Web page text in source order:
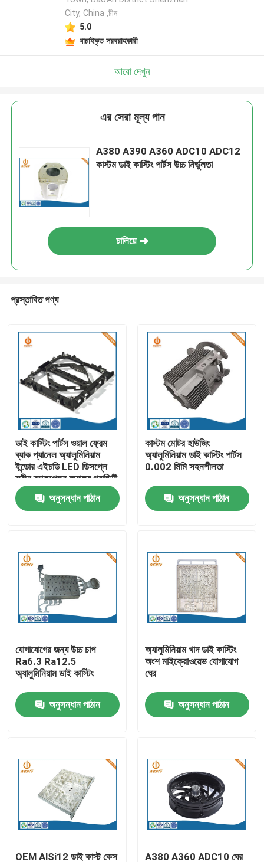
পণ্য
আমাদের সম্পর্কে
মান নিয়ন্ত্রণ
আমাদের সাথে যোগাযোগ করুন
অ্যালুমিনিয়াম ডাই ঢালাই
ইভি খুচরা যন্ত্রাংশ
CNC মেশিনিং যন্ত্রাংশ
City, China ,চীন
5.0
যাচাইকৃত সরবরাহকারী
আরো দেখুন
এর সেরা মূল্য পান
A380 A390 A360 ADC10 ADC12
কাস্টম ডাই কাস্টিং পার্টস উচ্চ নির্ভুলতা
চালিয়ে
প্রস্তাবিত পণ্য
ডাই কাস্টিং পার্টস ওয়াল ফ্রেম
ব্যাক প্যানেল অ্যালুমিনিয়াম
ইন্ডোর এইচডি LED ডিসপ্লে
স্ক্রীন ব্যাকপ্লেন অ্যালয় গ্র্যাভিটি
ক্যাবিনেট
অনুসন্ধান পাঠান
কাস্টম মোটর হাউজিং
অ্যালুমিনিয়াম ডাই কাস্টিং পার্টস
0.002 মিমি সহনশীলতা
অনুসন্ধান পাঠান
যোগাযোগের জন্য উচ্চ চাপ
Ra6.3 Ra12.5
অ্যালুমিনিয়াম ডাই কাস্টিং
অনুসন্ধান পাঠান
অ্যালুমিনিয়াম খাদ ডাই কাস্টিং
অংশ মাইক্রোওয়েভ যোগাযোগ
ঘের
অনুসন্ধান পাঠান
OEM AlSi12 ডাই কাস্ট কেস A380 A360 ADC10 ঘের